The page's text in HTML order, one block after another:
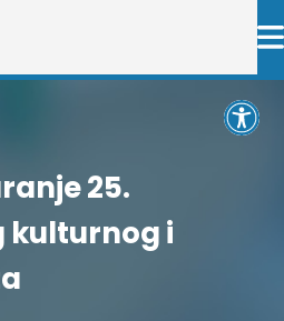
25.
kulturnog i